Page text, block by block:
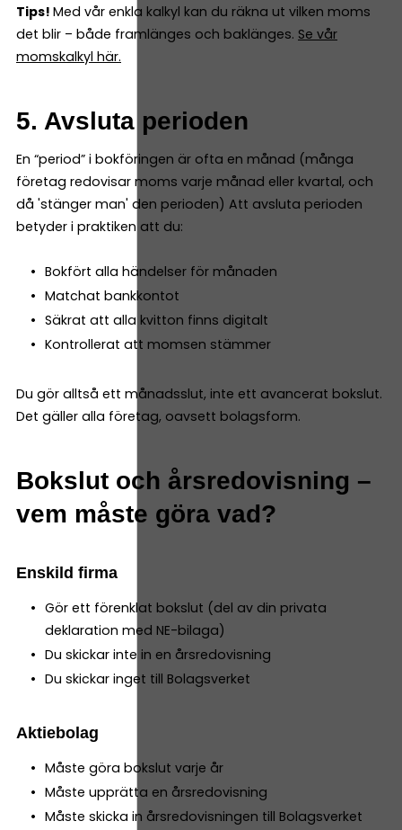
Tips! Med vår enkla kalkyl kan du räkna ut vilken moms
det blir – både framlänges och baklänges. Se vår
momskalkyl här.
5. Avsluta perioden
En “period” i bokföringen är ofta en månad (många
företag redovisar moms varje månad eller kvartal, och
då 'stänger man' den perioden) Att avsluta perioden
betyder i praktiken att du:
Bokfört alla händelser för månaden
Matchat bankkontot
Säkrat att alla kvitton finns digitalt
Kontrollerat att momsen stämmer
Du gör alltså ett månadsslut, inte ett avancerat bokslut.
Det gäller alla företag, oavsett bolagsform.
Bokslut och årsredovisning –
vem måste göra vad?
Enskild firma
Gör ett förenklat bokslut (del av din privata
deklaration med NE-bilaga)
Du skickar inte in en årsredovisning
Du skickar inget till Bolagsverket
Aktiebolag
Måste göra bokslut varje år
Måste upprätta en årsredovisning
Måste skicka in årsredovisningen till Bolagsverket